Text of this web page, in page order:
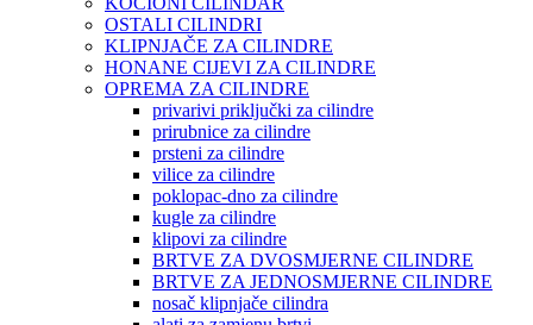
OSTALI CILINDRI
KLIPNJAČE ZA CILINDRE
HONANE CIJEVI ZA CILINDRE
OPREMA ZA CILINDRE
privarivi priključki za cilindre
prirubnice za cilindre
prsteni za cilindre
vilice za cilindre
poklopac-dno za cilindre
kugle za cilindre
klipovi za cilindre
BRTVE ZA DVOSMJERNE CILINDRE
BRTVE ZA JEDNOSMJERNE CILINDRE
nosač klipnjače cilindra